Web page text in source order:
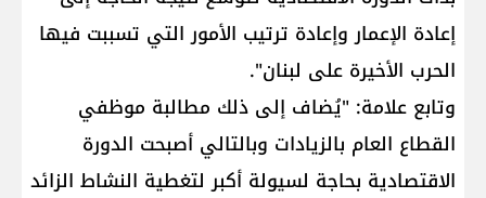
إعادة الإعمار وإعادة ترتيب الأمور التي تسببت فيها
الحرب الأخيرة على لبنان".
وتابع علامة: "يُضاف إلى ذلك مطالبة موظفي
القطاع العام بالزيادات وبالتالي أصبحت الدورة
الاقتصادية بحاجة لسيولة أكبر لتغطية النشاط الزائد